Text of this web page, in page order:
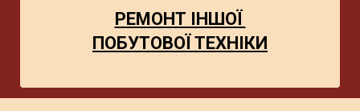
РЕМОНТ ІНШОЇ
ПОБУТОВОЇ ТЕХНІКИ